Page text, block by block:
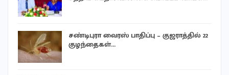
சண்டிபுரா வைரஸ் பாதிப்பு – குஜராத்தில் 22
குழந்தைகள்…